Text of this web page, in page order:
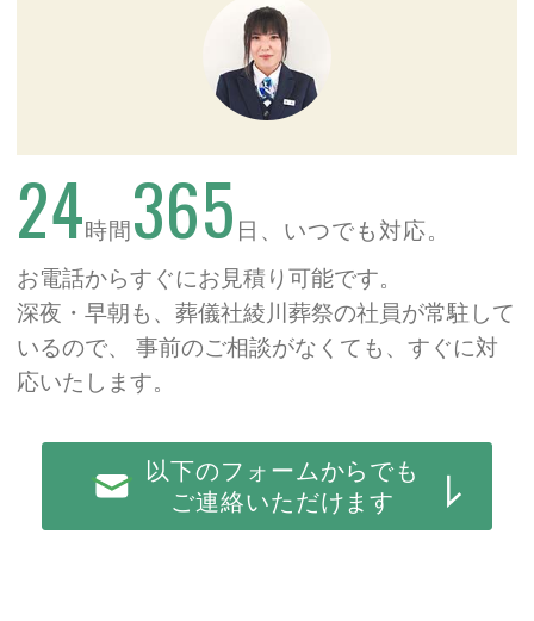
24時間 365 日、いつでも対応。
お電話からすぐにお見積り可能です。
深夜・早朝も、葬儀社綾川葬祭の社員が常駐して
いるので、
事前のご相談がなくても、すぐに対
応いたします。
以下のフォームからでも
ご連絡いただけます